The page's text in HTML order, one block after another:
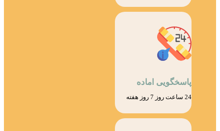
پاسخگویی اماده
24 ساعت روز 7 روز هفته